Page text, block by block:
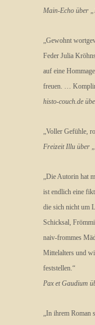
Main-Echo über
„Gewohnt
Feder Julia
auf eine
freuen. …
histo-couch.de
„Voller Gefühle,
Freizeit Illu über
„Die Autorin hat
ist endlich eine
die sich nicht um
Schicksal,
naiv-frommes
Mittelalters und
feststellen.“
Pax et Gaudium
„In ihrem Roman